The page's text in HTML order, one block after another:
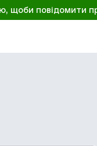
щоби повідомити